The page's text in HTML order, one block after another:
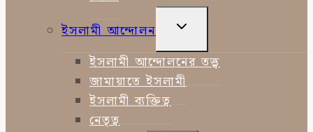
ইসলামী আন্দোলন
TOGGLE
MENU
ইসলামী আন্দোলনের তত্ত্ব
জামায়াতে ইসলামী
ইসলামী ব্যক্তিত্ব
নেতৃত্ব